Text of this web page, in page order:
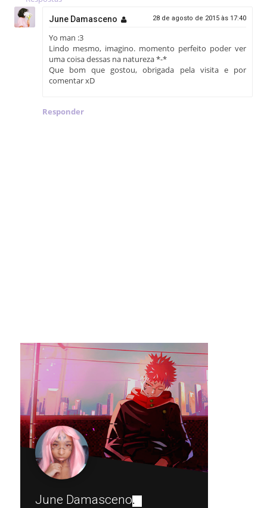
June Damasceno 28 de agosto de 2015 às 17:40
Yo man :3
Lindo mesmo, imagino. momento perfeito poder ver
uma coisa dessas na natureza *-*
Que bom que gostou, obrigada pela visita e por
comentar xD
Responder
June Damasceno.